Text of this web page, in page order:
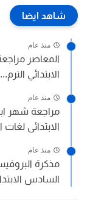
شاهد ايضا
منذ عام
المعاصر
الابتدائي الترم...
منذ عام
الابتدائى لغات
منذ عام
مذكرة
السادس